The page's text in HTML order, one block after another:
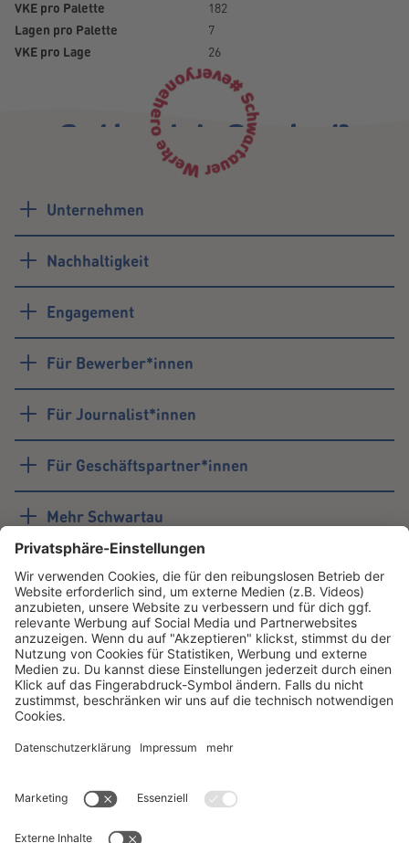
VKE pro Palette
182
Lagen pro Palette
7
VKE pro Lage
26
Probleme beim Download?
Schreiben Sie uns einfach:trademarketing@schwartau.de
Unternehmen
Nachhaltigkeit
Engagement
Für Bewerber*innen
Für Journalist*innen
Für Geschäftspartner*innen
Mehr Schwartau
#schwartau
Youtube LinkedIn
Unternehmen
Instagram TikTok Facebook
Schwartau
Instagram TikTok Facebook
Instagram TikTok
Professional